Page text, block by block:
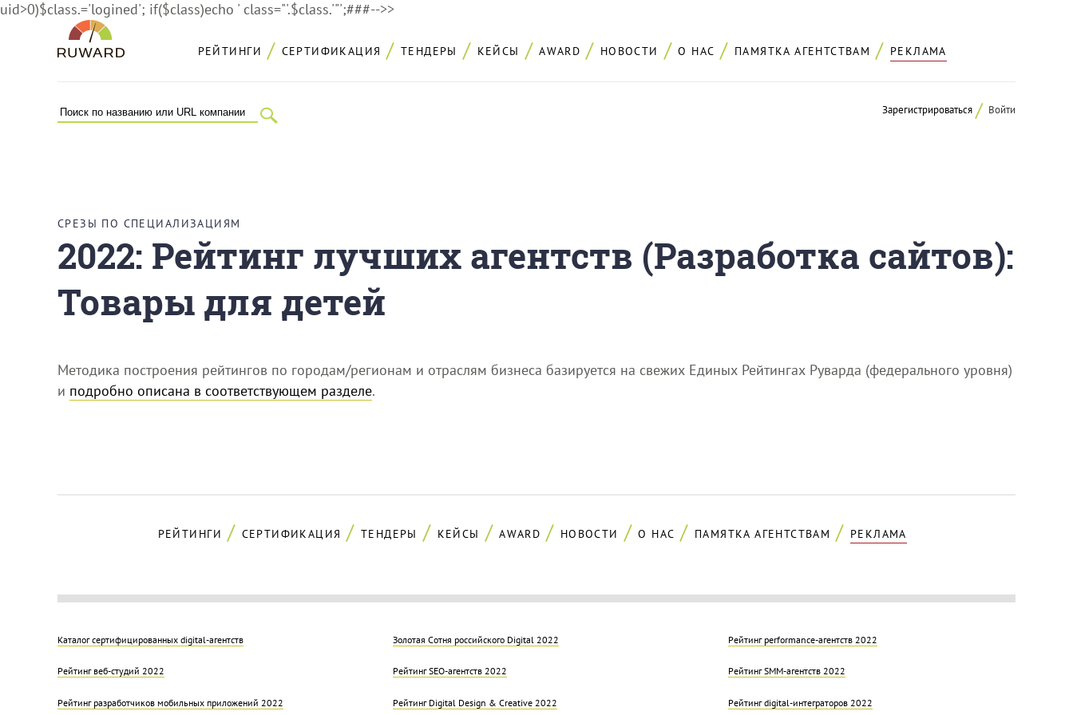
uid>0)$class.='logined'; if($class)echo ' class="'.$class.'"';###-->>
РЕЙТИНГИ СЕРТИФИКАЦИЯ ТЕНДЕРЫ КЕЙСЫ AWARD НОВОСТИ О НАС ПАМЯТКА АГЕНТСТВАМ РЕКЛАМА
Зарегистрироваться Войти
СРЕЗЫ ПО СПЕЦИАЛИЗАЦИЯМ
2022: Рейтинг лучших агентств (Разработка сайтов):
Товары для детей
Методика построения рейтингов по городам/регионам и отраслям бизнеса базируется на свежих Единых Рейтингах Руварда (федерального уровня)
и подробно описана в соответствующем разделе.
РЕЙТИНГИ СЕРТИФИКАЦИЯ ТЕНДЕРЫ КЕЙСЫ AWARD НОВОСТИ О НАС ПАМЯТКА АГЕНТСТВАМ РЕКЛАМА
Каталог сертифицированных digital-агентств Золотая Cотня российского Digital 2022 Рейтинг performance-агентств 2022
Рейтинг веб-студий 2022 Рейтинг SEO-агентств 2022 Рейтинг SMM-агентств 2022
Рейтинг разработчиков мобильных приложений 2022 Рейтинг Digital Design & Creative 2022 Рейтинг digital-интеграторов 2022